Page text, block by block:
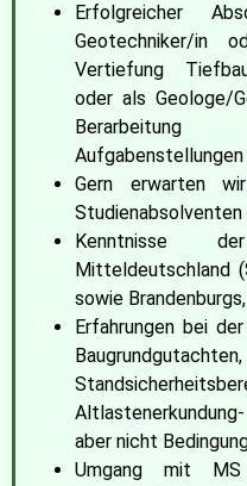
Erfolgreicher
Geotechniker/in
Vertiefung
oder als Geologe/
Aufgabenstellungen
Gern erwarten
Studienabsolventen
Kenntnisse
Mitteldeutschland
sowie Brandenburgs,
Erfahrungen bei
Baugrundgutachten,
aber nicht
Umgang mit MS